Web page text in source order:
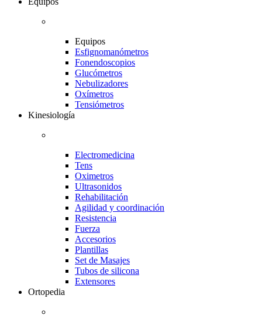
Equipos
Esfignomanómetros
Fonendoscopios
Glucómetros
Nebulizadores
Oxímetros
Tensiómetros
Kinesiología
Electromedicina
Tens
Oximetros
Ultrasonidos
Rehabilitación
Agilidad y coordinación
Resistencia
Fuerza
Accesorios
Plantillas
Set de Masajes
Tubos de silicona
Extensores
Ortopedia